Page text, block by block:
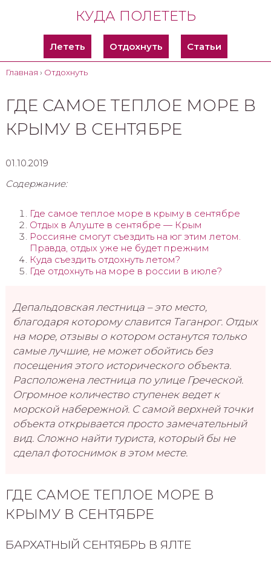
КУДА ПОЛЕТЕТЬ
Лететь Отдохнуть Статьи
Главная › Отдохнуть
ГДЕ САМОЕ ТЕПЛОЕ МОРЕ В
КРЫМУ В СЕНТЯБРЕ
01.10.2019
Содержание:
Где самое теплое море в крыму в сентябре
Отдых в Алуште в сентябре — Крым
Россияне смогут съездить на юг этим летом.
Правда, отдых уже не будет прежним
Куда съездить отдохнуть летом?
Где отдохнуть на море в россии в июле?
Депальдовская лестница – это место,
благодаря которому славится Таганрог. Отдых
на море, отзывы о котором останутся только
самые лучшие, не может обойтись без
посещения этого исторического объекта.
Расположена лестница по улице Греческой.
Огромное количество ступенек ведет к
морской набережной. С самой верхней точки
объекта открывается просто замечательный
вид. Сложно найти туриста, который бы не
сделал фотоснимок в этом месте.
ГДЕ САМОЕ ТЕПЛОЕ МОРЕ В
КРЫМУ В СЕНТЯБРЕ
БАРХАТНЫЙ СЕНТЯБРЬ В ЯЛТЕ